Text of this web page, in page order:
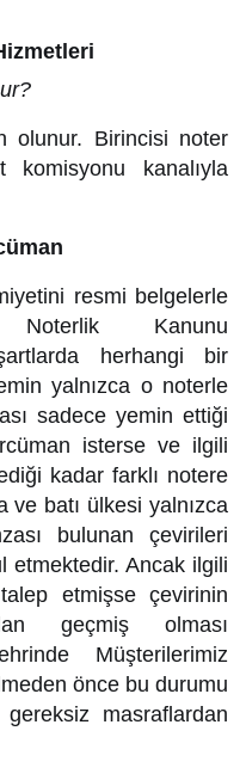
olunur. Birincisi noter
komisyonu kanalıyla
resmi belgelerle
Noterlik Kanunu
herhangi bir
yalnızca o noterle
sadece yemin ettiği
isterse ve ilgili
kadar farklı notere
ve batı ülkesi yalnızca
bulunan çevirileri
etmektedir. Ancak ilgili
etmişse çevirinin
geçmiş olması
Müşterilerimiz
önce bu durumu
masraflardan